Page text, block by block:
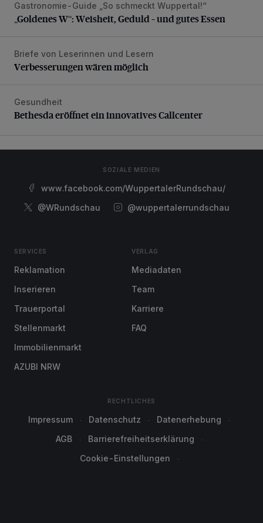
„Goldenes W“: Weisheit, Geduld – und gutes Essen
Gastronomie-Guide „So schmeckt Wuppertal!“
„Goldenes W“: Weisheit, Geduld – und gutes Essen
Verbesserungen wären möglich
Briefe von Leserinnen und Lesern
Verbesserungen wären möglich
Bethesda eröffnet ein innovatives Callcenter
Gesundheit
Bethesda eröffnet ein innovatives Callcenter
SOZIALE MEDIEN
www.facebook.com/WuppertalerRundschau/
@WRundschau
@wuppertalerrundschau
SERVICES
Reklamation
Inserieren
Trauerportal
Stellenmarkt
Immobilienmarkt
AZUBI NRW
VERLAG
Mediadaten
Team
Karriere
FAQ
RECHTLICHES
Impressum Datenschutz
Datenerhebung
AGB
Barrierefreiheitserklärung
Cookie-Einstellungen